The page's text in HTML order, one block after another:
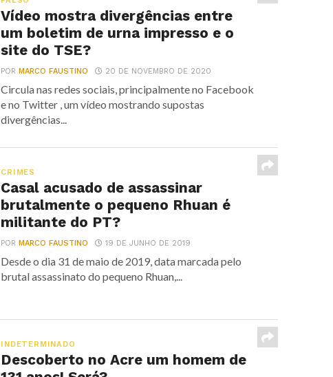
Vídeo mostra divergências entre
um boletim de urna impresso e o
site do TSE?
PORMARCO FAUSTINO 20 DE NOVEMBRO DE 2020
Circula nas redes sociais, principalmente no Facebook
e no Twitter , um vídeo mostrando supostas
divergências...
CRIMES
Casal acusado de assassinar
brutalmente o pequeno Rhuan é
militante do PT?
PORMARCO FAUSTINO 19 DE JUNHO DE 2019
Desde o dia 31 de maio de 2019, data marcada pelo
brutal assassinato do pequeno Rhuan,...
INDETERMINADO
Descoberto no Acre um homem de